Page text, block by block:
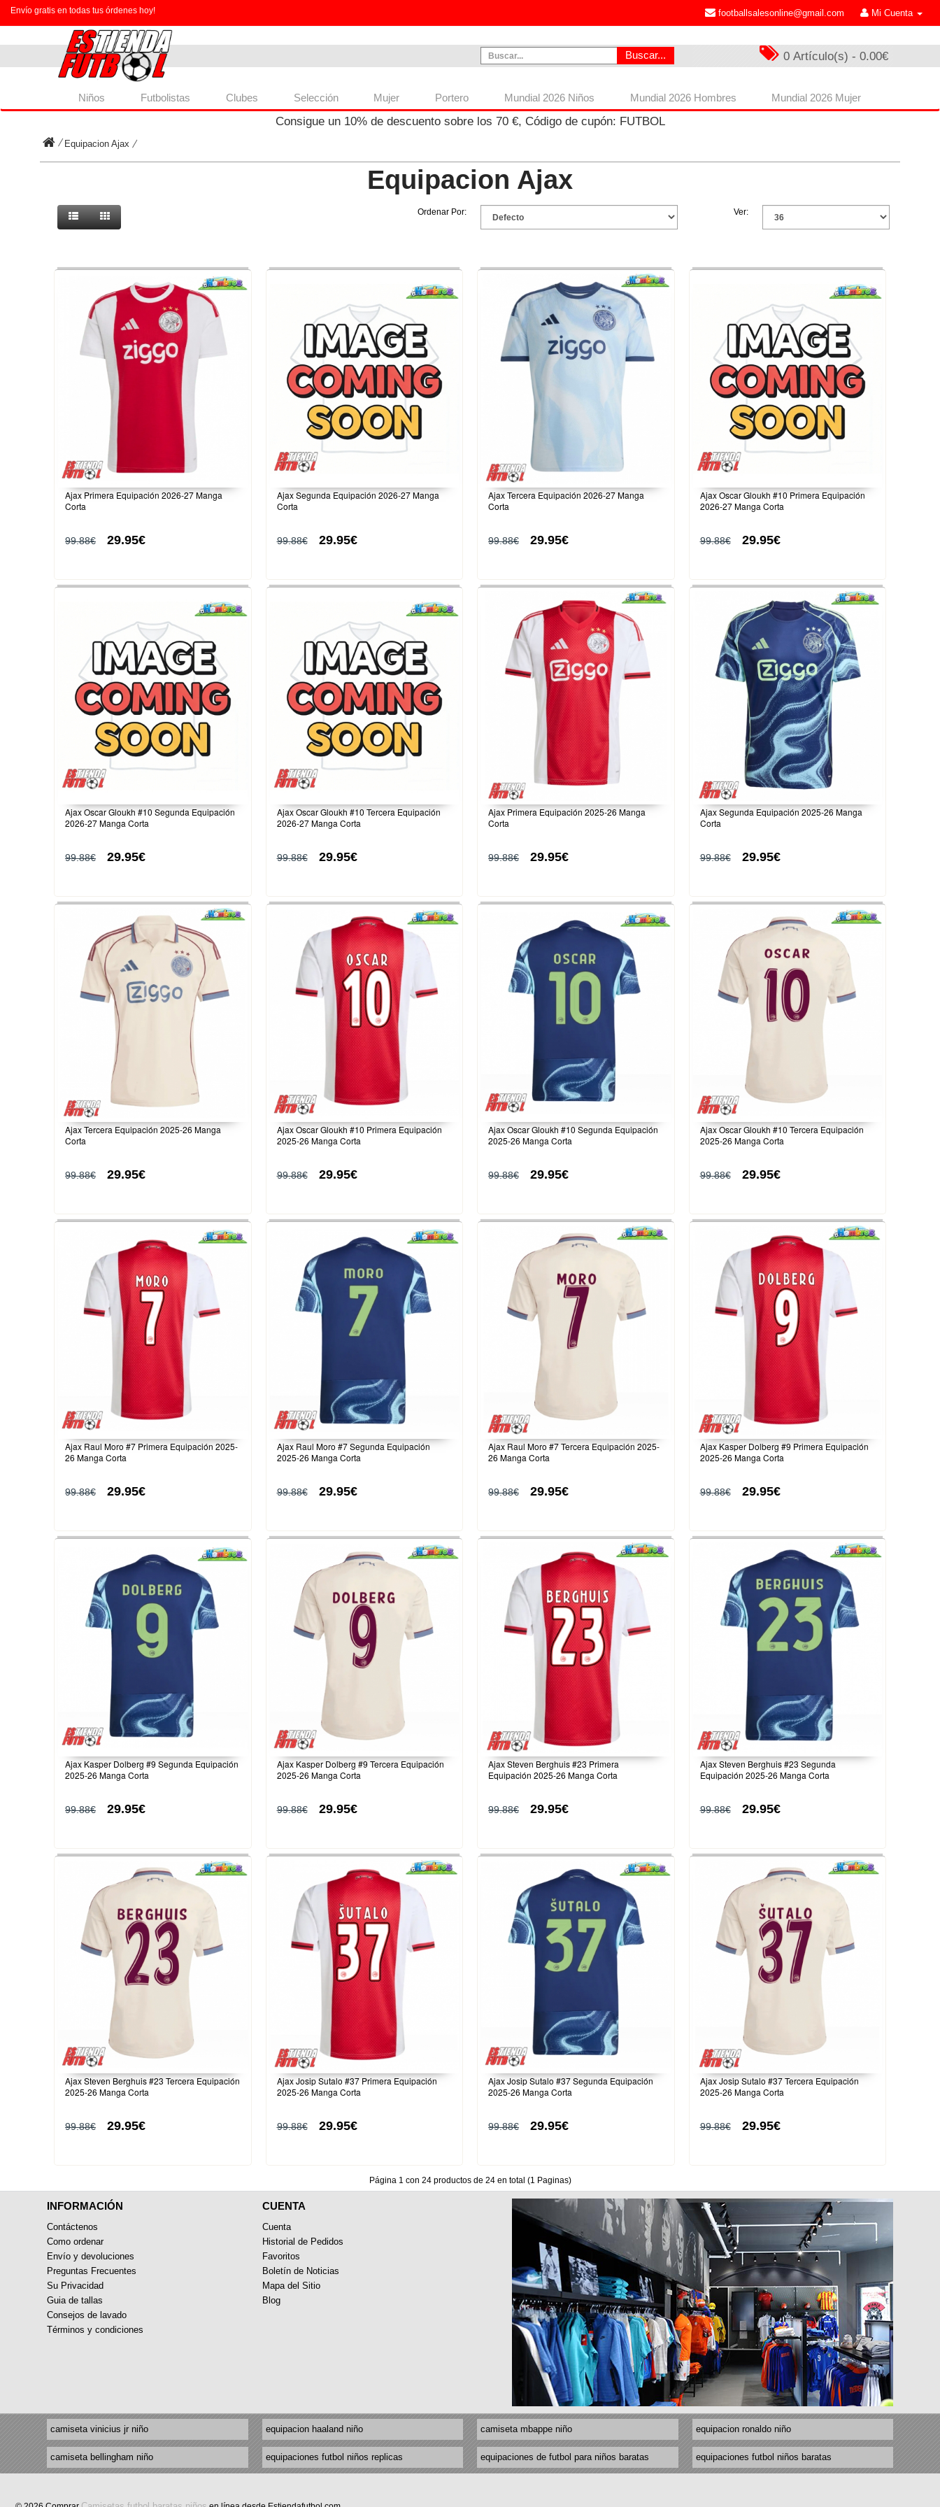
Envío gratis en todas tus órdenes hoy! footballsalesonline@gmail.com Mi Cuenta
Buscar... 0 Artículo(s) - 0.00€
Niños Futbolistas Clubes Selección Mujer Portero Mundial 2026 Niños Mundial 2026 Hombres Mundial 2026 Mujer
Consigue un 10%de descuento sobre los 70€, Código de cupón: FUTBOL
Equipacion Ajax
Equipacion Ajax
Ordenar Por: Ver:
Ajax Primera Equipación 2026-27 Manga
Corta
99.88€ 29.95€
Ajax Segunda Equipación 2026-27 Manga
Corta
99.88€ 29.95€
Ajax Tercera Equipación 2026-27 Manga
Corta
99.88€ 29.95€
Ajax Oscar Gloukh #10 Primera Equipación
2026-27 Manga Corta
99.88€ 29.95€
Ajax Oscar Gloukh #10 Segunda Equipación
2026-27 Manga Corta
99.88€ 29.95€
Ajax Oscar Gloukh #10 Tercera Equipación
2026-27 Manga Corta
99.88€ 29.95€
Ajax Primera Equipación 2025-26 Manga
Corta
99.88€ 29.95€
Ajax Segunda Equipación 2025-26 Manga
Corta
99.88€ 29.95€
Ajax Tercera Equipación 2025-26 Manga
Corta
99.88€ 29.95€
Ajax Oscar Gloukh #10 Primera Equipación
2025-26 Manga Corta
99.88€ 29.95€
Ajax Oscar Gloukh #10 Segunda Equipación
2025-26 Manga Corta
99.88€ 29.95€
Ajax Oscar Gloukh #10 Tercera Equipación
2025-26 Manga Corta
99.88€ 29.95€
Ajax Raul Moro #7 Primera Equipación 2025-
26 Manga Corta
99.88€ 29.95€
Ajax Raul Moro #7 Segunda Equipación
2025-26 Manga Corta
99.88€ 29.95€
Ajax Raul Moro #7 Tercera Equipación 2025-
26 Manga Corta
99.88€ 29.95€
Ajax Kasper Dolberg #9 Primera Equipación
2025-26 Manga Corta
99.88€ 29.95€
Ajax Kasper Dolberg #9 Segunda Equipación
2025-26 Manga Corta
99.88€ 29.95€
Ajax Kasper Dolberg #9 Tercera Equipación
2025-26 Manga Corta
99.88€ 29.95€
Ajax Steven Berghuis #23 Primera
Equipación 2025-26 Manga Corta
99.88€ 29.95€
Ajax Steven Berghuis #23 Segunda
Equipación 2025-26 Manga Corta
99.88€ 29.95€
Ajax Steven Berghuis #23 Tercera Equipación
2025-26 Manga Corta
99.88€ 29.95€
Ajax Josip Sutalo #37 Primera Equipación
2025-26 Manga Corta
99.88€ 29.95€
Ajax Josip Sutalo #37 Segunda Equipación
2025-26 Manga Corta
99.88€ 29.95€
Ajax Josip Sutalo #37 Tercera Equipación
2025-26 Manga Corta
99.88€ 29.95€
Página 1 con 24 productos de 24 en total (1 Paginas)
INFORMACIÓN
Contáctenos
Como ordenar
Envío y devoluciones
Preguntas Frecuentes
Su Privacidad
Guia de tallas
Consejos de lavado
Términos y condiciones
CUENTA
Cuenta
Historial de Pedidos
Favoritos
Boletín de Noticias
Mapa del Sitio
Blog
camiseta vinicius jr niño equipacion haaland niño camiseta mbappe niño equipacion ronaldo niño
camiseta bellingham niño equipaciones futbol niños replicas equipaciones de futbol para niños baratas equipaciones futbol niños baratas